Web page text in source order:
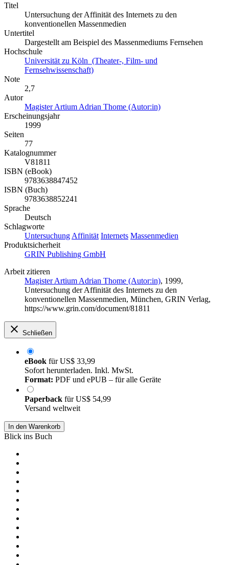
Titel
Untersuchung der Affinität des Internets zu den
konventionellen Massenmedien
Untertitel
Dargestellt am Beispiel des Massenmediums Fernsehen
Hochschule
Universität zu Köln (Theater-, Film- und
Fernsehwissenschaft)
Note
2,7
Autor
Magister Artium Adrian Thome (Autor:in)
Erscheinungsjahr
1999
Seiten
77
Katalognummer
V81811
ISBN (eBook)
9783638847452
ISBN (Buch)
9783638852241
Sprache
Deutsch
Schlagworte
Untersuchung Affinität Internets Massenmedien
Produktsicherheit
GRIN Publishing GmbH
Arbeit zitieren
Magister Artium Adrian Thome (Autor:in), 1999,
Untersuchung der Affinität des Internets zu den
konventionellen Massenmedien, München, GRIN Verlag,
https://www.grin.com/document/81811
Schließen
eBook fürUS$ 33,99
Sofort herunterladen. Inkl. MwSt.
Format: PDF und ePUB – für alle Geräte
Paperback fürUS$ 54,99
Versand weltweit
In den Warenkorb
Blick ins Buch